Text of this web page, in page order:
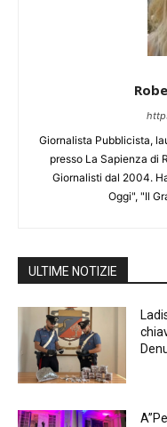
Giornalista Pubblicista,
presso La Sapienza di
Giornalisti dal 2004.
Oggi", "Il
ULTIME NOTIZIE